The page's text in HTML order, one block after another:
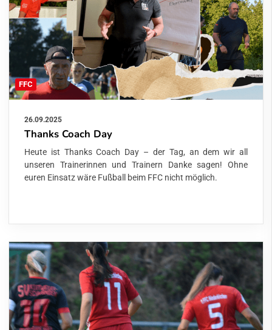
FFC
26.09.2025
Thanks Coach Day
Heute ist Thanks Coach Day – der Tag, an dem wir all
unseren Trainerinnen und Trainern Danke sagen! Ohne
euren Einsatz wäre Fußball beim FFC nicht möglich.